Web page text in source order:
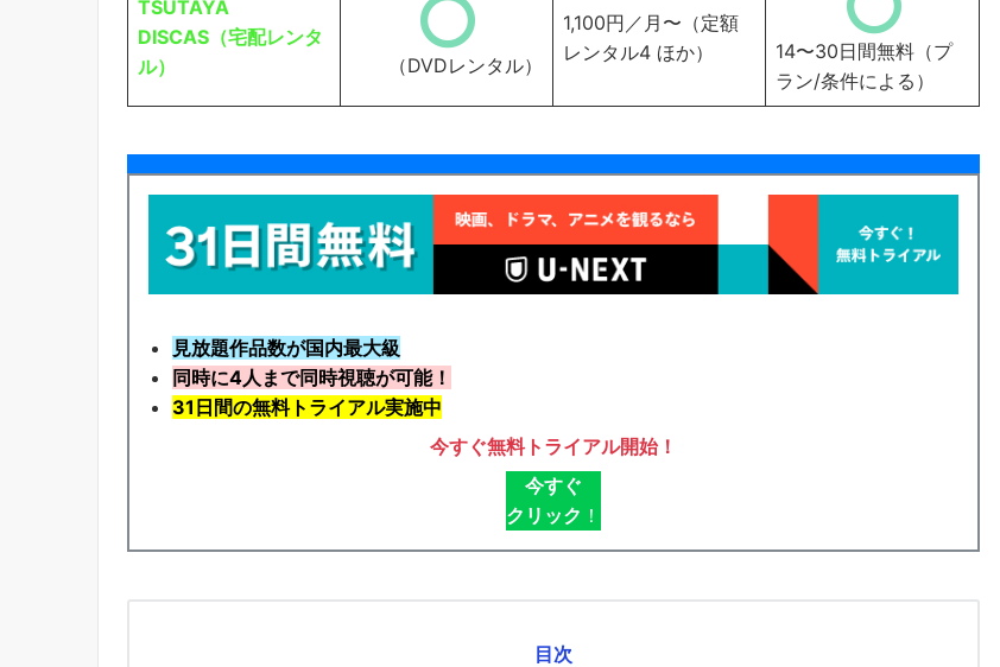
TSUTAYA
DISCAS（宅配レンタ
ル）
（DVDレンタル）
1,100円／月〜（定額
レンタル4 ほか）
14〜30日間無料（プ
ラン/条件による）
見放題作品数が国内最大級
同時に4人まで同時視聴が可能！
31日間の無料トライアル実施中
今すぐ無料トライアル開始！
今すぐ
クリック ！
目次